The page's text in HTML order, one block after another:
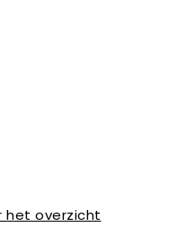
het overzicht